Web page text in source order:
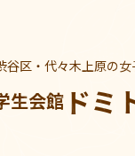
谷区・代々木上原の
生会館 ドミ